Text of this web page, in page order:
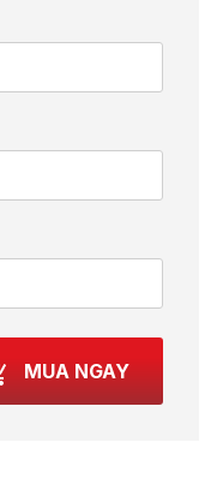
MUA NGAY